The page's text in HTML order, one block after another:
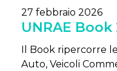
27 febbraio 2026
UNRAE Book
Il Book ripercorre
Auto, Veicoli